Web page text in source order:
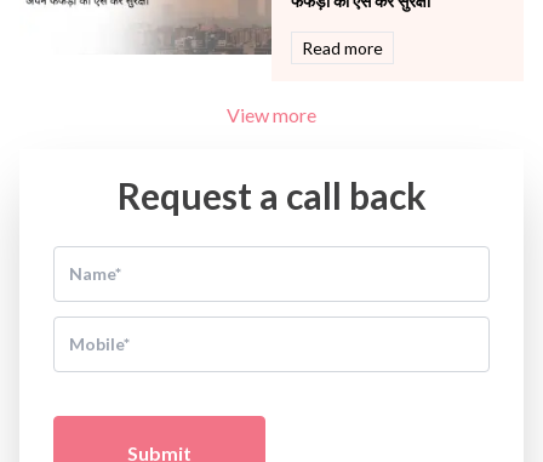
Read more
View more
Request a call back
Submit